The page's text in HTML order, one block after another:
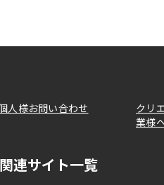
人様お問い合わせ
クリ
業様
連サイト一覧